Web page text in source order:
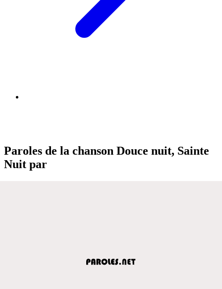
Paroles de la chanson Douce nuit, Sainte
Nuit par